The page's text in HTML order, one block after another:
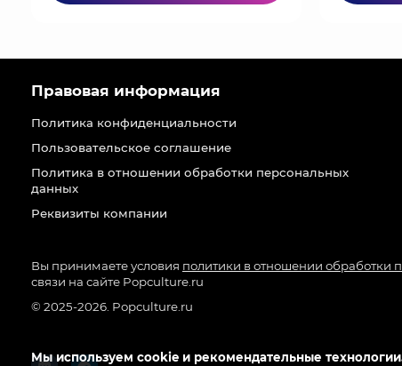
Мы используем cookie и рекомендательные
Правовая информация
Политика конфиденциальности
Пользовательское соглашение
Политика в отношении обработки персональных
данных
Реквизиты компании
Вы принимаете условия политики в отношении обработки
связи на сайте Popculture.ru
© 2025-2026. Popculture.ru